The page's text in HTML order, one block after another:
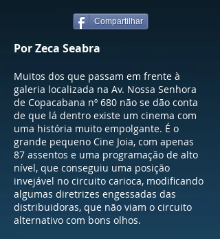
Compartilhar
Por Zeca Seabra
Muitos dos que passam em frente à
galeria localizada na Av. Nossa Senhora
de Copacabana nº 680 não se dão conta
de que lá dentro existe um cinema com
uma história muito empolgante. É o
grande pequeno Cine Joia, com apenas
87 assentos e uma programação de alto
nível, que conseguiu uma posição
invejável no circuito carioca, modificando
algumas diretrizes engessadas das
distribuidoras, que não viam o circuito
alternativo com bons olhos.